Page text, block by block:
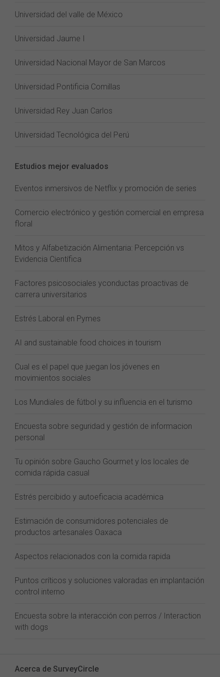
Universidad del valle de México
Universidad Jaume I
Universidad Nacional Mayor de San Marcos
Universidad Pontificia Comillas
Universidad Rey Juan Carlos
Universidad Tecnológica del Perú
Estudios mejor evaluados
Eventos inmersivos de Netflix y promoción de series
Comercio electrónico y gestión comercial en empresa
floral
Mitos y Alfabetización Alimentaria: Percepción vs
Evidencia Científica
Factores psicosociales yconductas proactivas de
carrera universitarios
Estrés Laboral en Pymes
AI and sustainable food choices in tourism
Cual es el papel que juegan los jóvenes en
movimientos sociales
Los Mundiales de fútbol y su influencia en el turismo
Encuesta sobre seguridad y gestión de informacion
personal
Tu opinión sobre Gaucho Gourmet y los locales de
comida rápida casual
Estrés percibido y autoeficacia académica
Estimación de consumidores potenciales de
productos artesanales Oaxaca
Aspectos relacionados con la comida rapida
Puntos críticos y soluciones valoradas en implantación
control interno
Encuesta sobre la interacción con perros / Interaction
with dogs
Acerca de SurveyCircle